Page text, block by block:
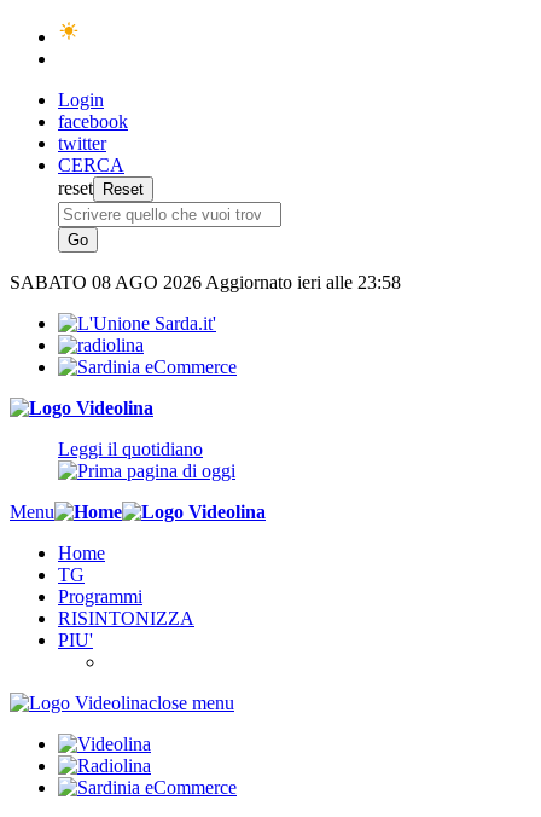
Login
facebook
twitter
CERCA
reset
SABATO 08 AGO 2026 Aggiornato ieri alle 23:58
Leggi il quotidiano
Menu
Home
TG
Programmi
RISINTONIZZA
PIU'
close menu